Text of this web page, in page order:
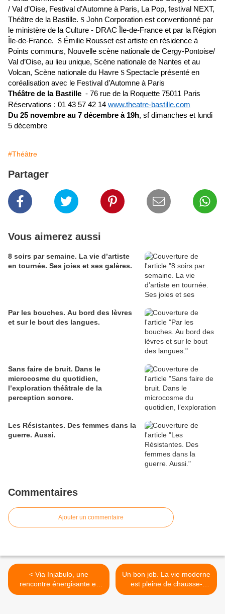
/ Val d’Oise, Festival d’Automne à Paris, La Pop, festival NEXT,
Théâtre de la Bastille. S John Corporation est conventionné par
le ministère de la Culture - DRAC Île-de-France et par la Région
Île-de-France. S Émilie Rousset est artiste en résidence à
Points communs, Nouvelle scène nationale de Cergy-Pontoise/
Val d’Oise, au lieu unique, Scène nationale de Nantes et au
Volcan, Scène nationale du Havre S Spectacle présenté en
coréalisation avec le Festival d’Automne à Paris
Théâtre de la Bastille - 76 rue de la Roquette 75011 Paris
Réservations : 01 43 57 42 14 www.theatre-bastille.com
Du 25 novembre au 7 décembre à 19h, sf dimanches et lundi
5 décembre
#Théâtre
Partager
Vous aimerez aussi
8 soirs par semaine. La vie d’artiste
en tournée. Ses joies et ses galères.
Par les bouches. Au bord des lèvres
et sur le bout des langues.
Sans faire de bruit. Dans le
microcosme du quotidien,
l’exploration théâtrale de la
perception sonore.
Les Résistantes. Des femmes dans la
guerre. Aussi.
Commentaires
Ajouter un commentaire
< Via Injabulo, une
rencontre énergisante et
stimulante, vrai moment de
Un bon job. La vie moderne
est pleine de chausse-
trapes… >